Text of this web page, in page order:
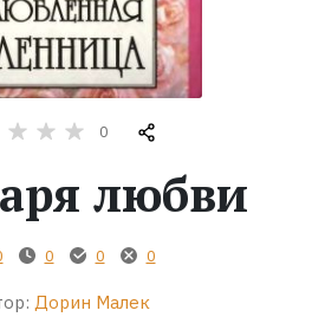
0
любви
0 0 0
Дорин Малек